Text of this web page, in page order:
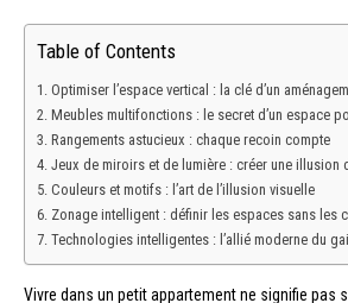
Table of Contents
Optimiser l’espace vertical : la clé d’un
Meubles multifonctions : le secret d’un espace
Rangements astucieux : chaque recoin compte
Jeux de miroirs et de lumière : créer une illusion
Couleurs et motifs : l’art de l’illusion visuelle
Zonage intelligent : définir les espaces sans les
Technologies intelligentes : l’allié moderne du
Vivre dans un petit appartement ne signifie pas